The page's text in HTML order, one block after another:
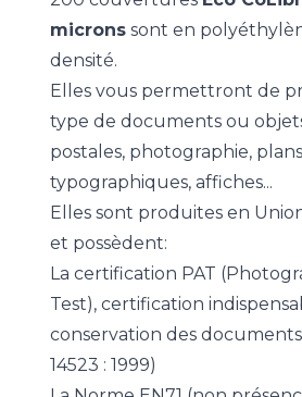
microns
microns sont en
densité.
Elles vous permettront de
type de documents ou
postales, photographie,
typographiques, affiches...
Elles sont produites en
et possèdent:
La certification PAT
Test), certification
conservation des
14523 : 1999)